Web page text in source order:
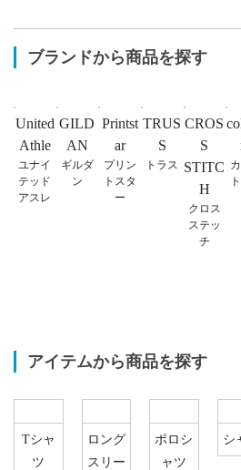
ブランドから商品を探す
United
Athle
ユナイ
テッド
アスレ
GILD
AN
ギルダ
ン
Printst
ar
プリン
トスタ
ー
TRUS
S
トラス
CROS
S
STITC
H
クロス
ステッ
チ
アイテムから商品を探す
Tシャ
ツ
ロング
スリー
ポロシ
ャツ
シ